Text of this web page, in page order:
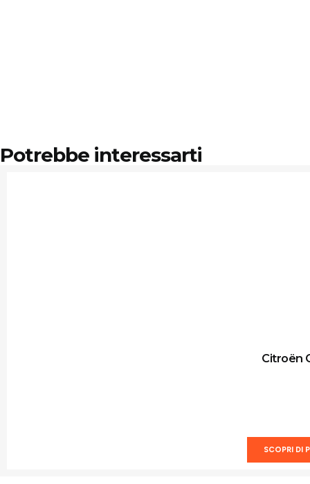
Potrebbe interessarti
Citroën
SCOPRI DI